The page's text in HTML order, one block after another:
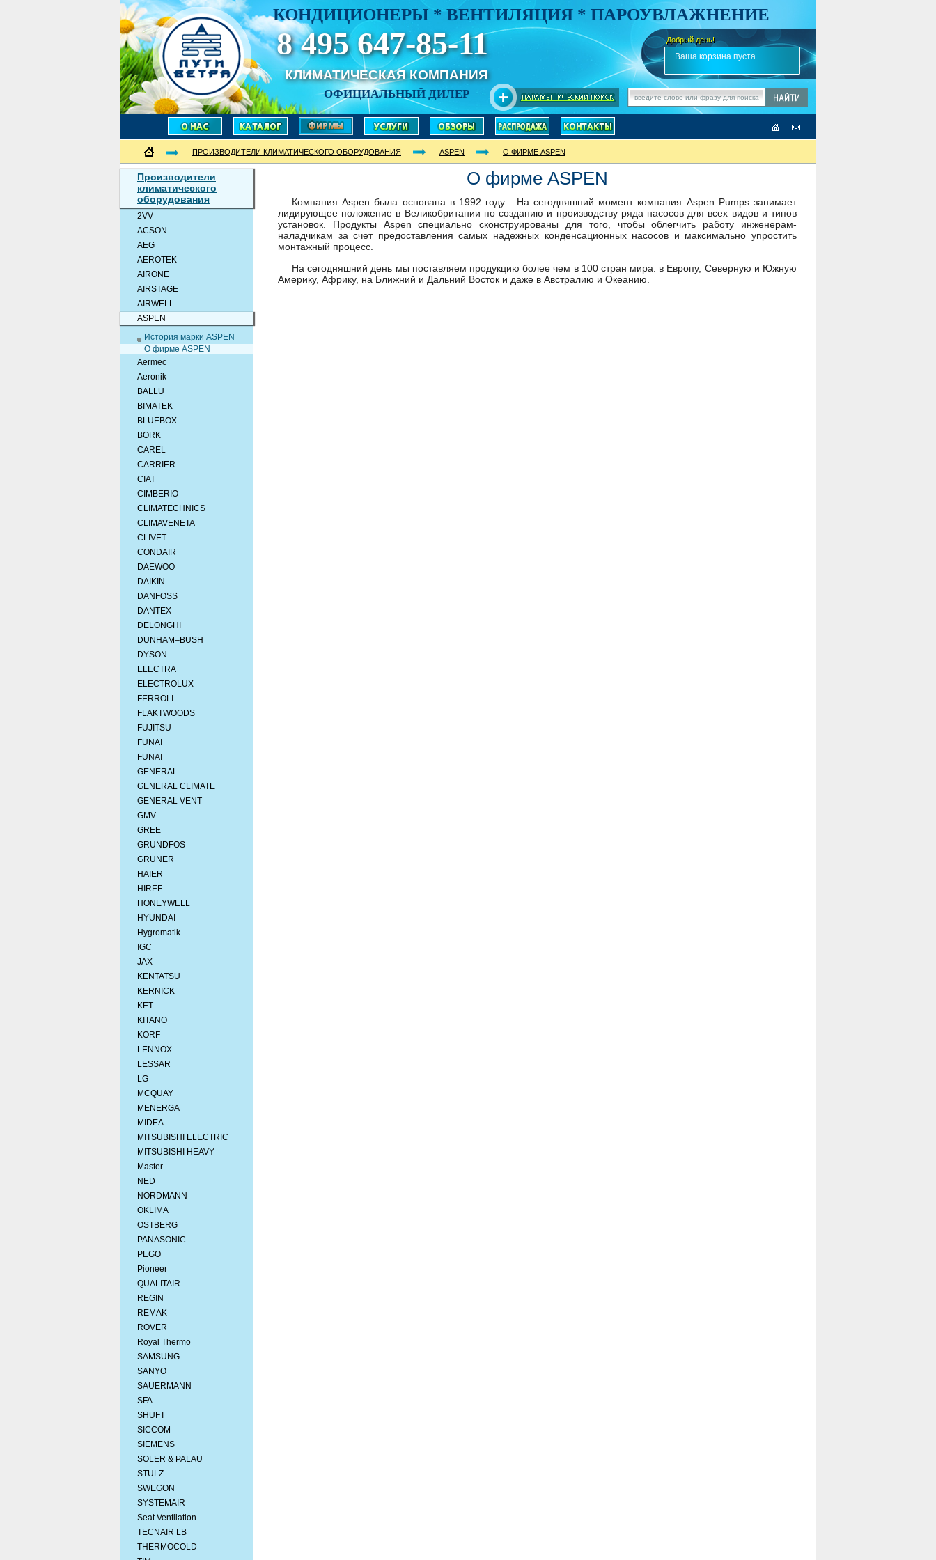
КОНДИЦИОНЕРЫ * ВЕНТИЛЯЦИЯ * ПАРОУВЛАЖНЕНИЕ
8 495 647-85-11
КЛИМАТИЧЕСКАЯ КОМПАНИЯ
ОФИЦИАЛЬНЫЙ ДИЛЕР
Добрый день!
Ваша корзина пуста.
ПРОИЗВОДИТЕЛИ КЛИМАТИЧЕСКОГО ОБОРУДОВАНИЯ ASPEN О ФИРМЕ ASPEN
Производители
климатического
оборудования
2VV
ACSON
AEG
AEROTEK
AIRONE
AIRSTAGE
AIRWELL
ASPEN
История марки ASPEN
О фирме ASPEN
Aermec
Aeronik
BALLU
BIMATEK
BLUEBOX
BORK
CAREL
CARRIER
CIAT
CIMBERIO
CLIMATECHNICS
CLIMAVENETA
CLIVET
CONDAIR
DAEWOO
DAIKIN
DANFOSS
DANTEX
DELONGHI
DUNHAM–BUSH
DYSON
ELECTRA
ELECTROLUX
FERROLI
FLAKTWOODS
FUJITSU
FUNAI
FUNAI
GENERAL
GENERAL CLIMATE
GENERAL VENT
GMV
GREE
GRUNDFOS
GRUNER
HAIER
HIREF
HONEYWELL
HYUNDAI
Hygromatik
IGC
JAX
KENTATSU
KERNICK
KET
KITANO
KORF
LENNOX
LESSAR
LG
MCQUAY
MENERGA
MIDEA
MITSUBISHI ELEСTRIC
MITSUBISHI HEAVY
Master
NED
NORDMANN
OKLIMA
OSTBERG
PANASONIC
PEGO
Pioneer
QUALITAIR
REGIN
REMAK
ROVER
Royal Thermo
SAMSUNG
SANYO
SAUERMANN
SFA
SHUFT
SICCOM
SIEMENS
SOLER & PALAU
STULZ
SWEGON
SYSTEMAIR
Seat Ventilation
TECNAIR LB
THERMOCOLD
О фирме ASPEN
Компания Aspen была основана в 1992 году . На сегодняшний момент компания Aspen Pumps занимает
лидирующее положение в Великобритании по созданию и производству ряда насосов для всех видов и типов
установок. Продукты Aspen специально сконструированы для того, чтобы облегчить работу инженерам-
наладчикам за счет предоставления самых надежных конденсационных насосов и максимально упростить
монтажный процесс.
На сегодняшний день мы поставляем продукцию более чем в 100 стран мира: в Европу, Северную и Южную
Америку, Африку, на Ближний и Дальний Восток и даже в Австралию и Океанию.